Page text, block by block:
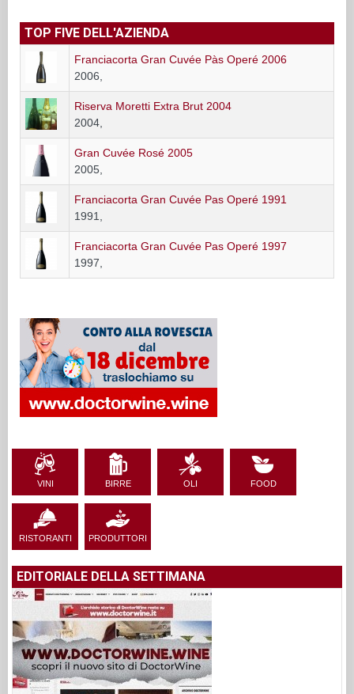
TOP FIVE DELL'AZIENDA
Franciacorta Gran Cuvée Pàs Operé 2006
2006,
Riserva Moretti Extra Brut 2004
2004,
Gran Cuvée Rosé 2005
2005,
Franciacorta Gran Cuvée Pas Operé 1991
1991,
Franciacorta Gran Cuvée Pas Operé 1997
1997,
VINI BIRRE OLI FOOD
RISTORANTI PRODUTTORI
EDITORIALE DELLA SETTIMANA